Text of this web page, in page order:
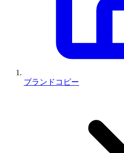
ブランドコピー